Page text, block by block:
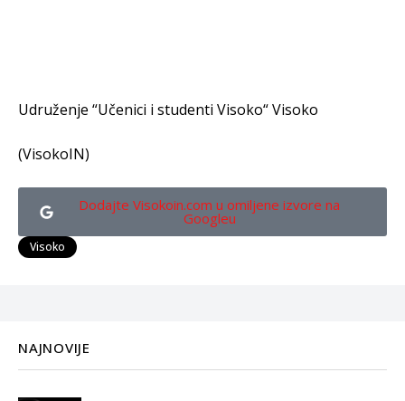
Udruženje “Učenici i studenti Visoko“ Visoko
(VisokoIN)
Dodajte Visokoin.com u omiljene izvore na
Googleu
Visoko
NAJNOVIJE